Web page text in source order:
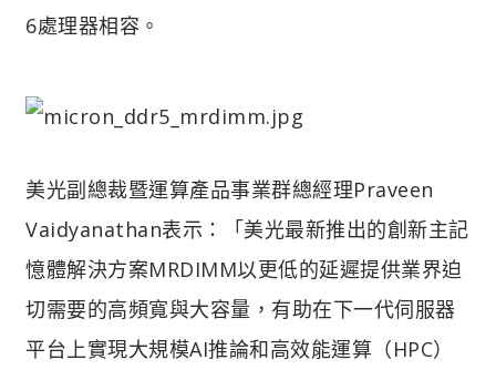
6處理器相容。
美光副總裁暨運算產品事業群總經理Praveen
Vaidyanathan表示：「美光最新推出的創新主記
憶體解決方案MRDIMM以更低的延遲提供業界迫
切需要的高頻寬與大容量，有助在下一代伺服器
平台上實現大規模AI推論和高效能運算（HPC）